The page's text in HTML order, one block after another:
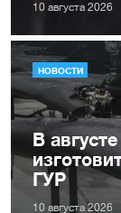
10 августа 2026
НОВОСТИ
В
ГУР
10 августа 2026